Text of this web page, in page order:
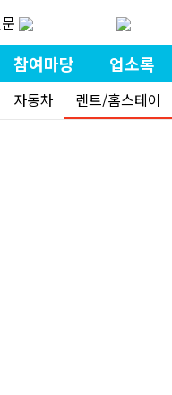
참여마당 업소록
자동차 렌트/홈스테이